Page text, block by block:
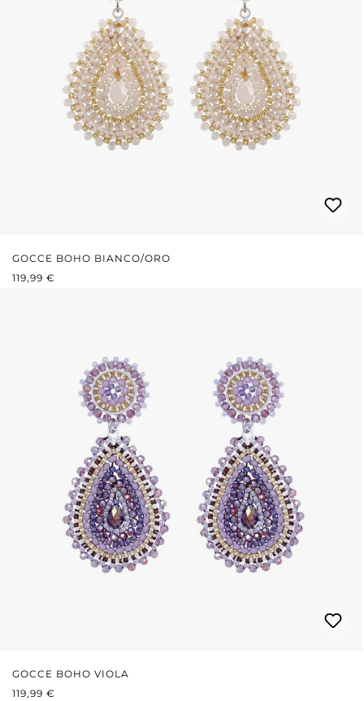
GOCCE BOHO BIANCO/ORO
PREZZO NORMALE:
119,99 €
GOCCE BOHO VIOLA
PREZZO NORMALE:
119,99 €